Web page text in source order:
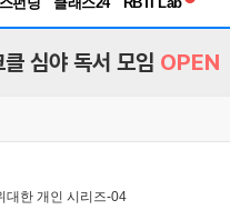
클 심야 독서 모임 OPEN
대한 개인 시리즈-04